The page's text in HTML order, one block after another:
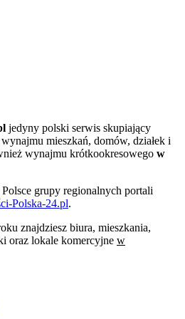
jedyny polski serwis skupiający
mieszkań, domów, działek i
wynajmu krótkookresowego w
grupy regionalnych portali
Polska-24.pl.
znajdziesz biura, mieszkania,
oraz lokale komercyjne w